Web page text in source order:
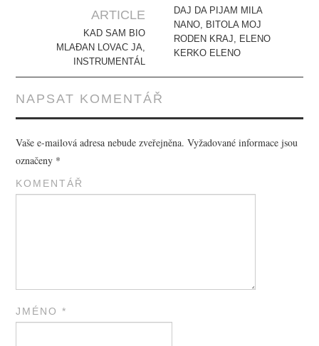
Post navigation
ARTICLE
KAD SAM BIO
MLAĐAN LOVAC JA,
INSTRUMENTÁL
DAJ DA PIJAM MILA
NANO, BITOLA MOJ
RODEN KRAJ, ELENO
KERKO ELENO
NAPSAT KOMENTÁŘ
Vaše e-mailová adresa nebude zveřejněna. Vyžadované informace jsou
označeny *
KOMENTÁŘ
JMÉNO*